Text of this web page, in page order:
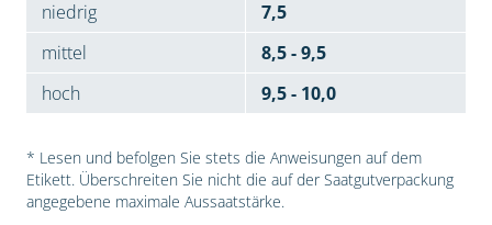
niedrig
7,5
mittel
8,5 - 9,5
hoch
9,5 - 10,0
* Lesen und befolgen Sie stets die Anweisungen auf dem
Etikett. Überschreiten Sie nicht die auf der Saatgutverpackung
angegebene maximale Aussaatstärke.